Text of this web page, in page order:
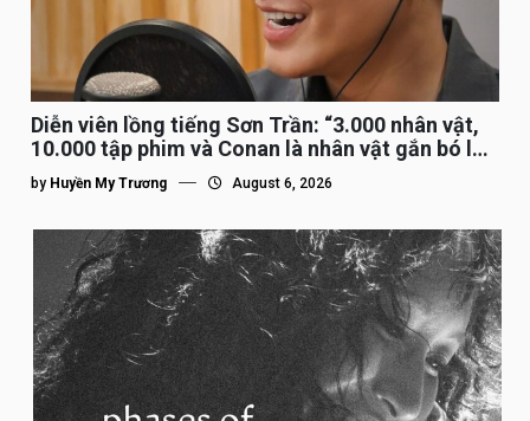
Diễn viên lồng tiếng Sơn Trần: “3.000 nhân vật,
10.000 tập phim và Conan là nhân vật gắn bó lâu
nhất”
by Huyền My Trương August 6, 2026